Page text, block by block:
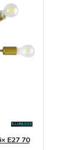
E27 70